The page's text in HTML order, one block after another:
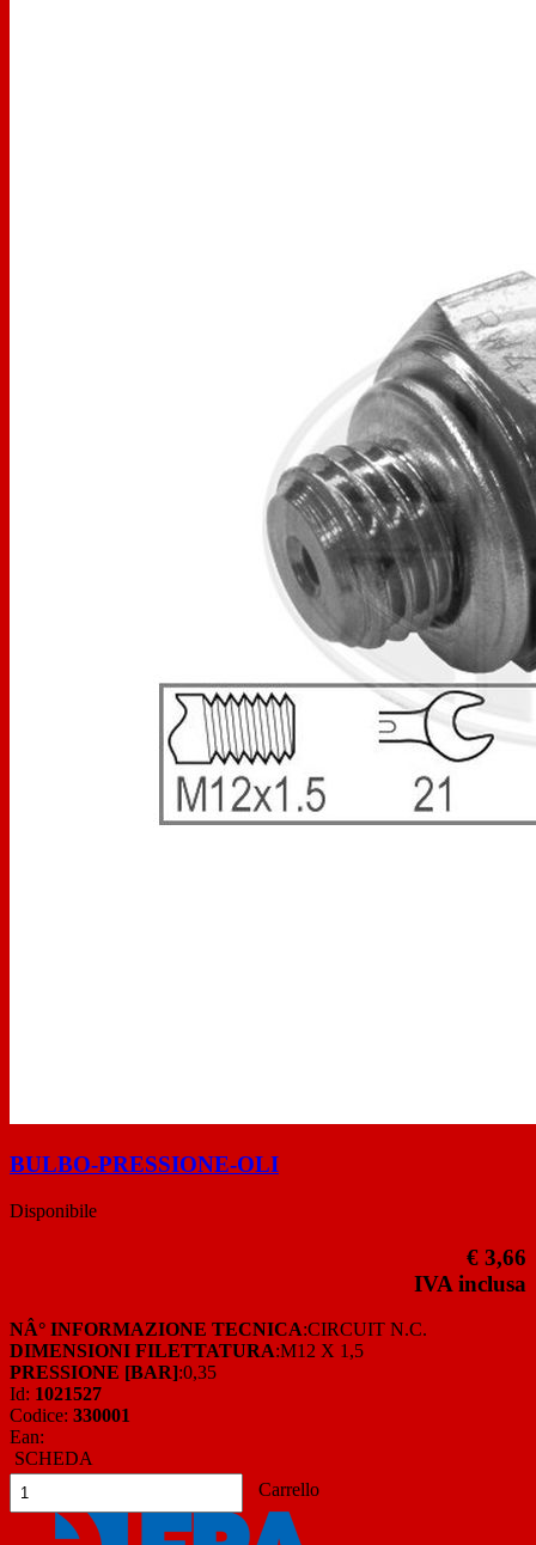
BULBO-PRESSIONE-OLI
Disponibile
€ 3,66
IVA inclusa
NÂ° INFORMAZIONE TECNICA:CIRCUIT N.C.
DIMENSIONI FILETTATURA:M12 X 1,5
PRESSIONE [BAR]:0,35
Id: 1021527
Codice: 330001
Ean:
SCHEDA
Carrello